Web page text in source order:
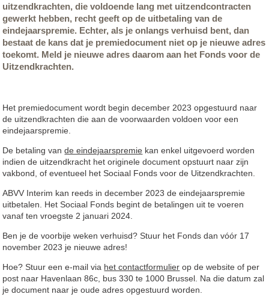
uitzendkrachten, die voldoende lang met uitzendcontracten
gewerkt hebben, recht geeft op de uitbetaling van de
eindejaarspremie. Echter, als je onlangs verhuisd bent, dan
bestaat de kans dat je premiedocument niet op je nieuwe adres
toekomt. Meld je nieuwe adres daarom aan het Fonds voor de
Uitzendkrachten.
Het premiedocument wordt begin december 2023 opgestuurd naar
de uitzendkrachten die aan de voorwaarden voldoen voor een
eindejaarspremie.
De betaling vande eindejaarspremie kan enkel uitgevoerd worden
indien de uitzendkracht het originele document opstuurt naar zijn
vakbond, of eventueel het Sociaal Fonds voor de Uitzendkrachten.
ABVV Interim kan reeds in december 2023 de eindejaarspremie
uitbetalen. Het Sociaal Fonds begint de betalingen uit te voeren
vanaf ten vroegste 2 januari 2024.
Ben je de voorbije weken verhuisd? Stuur het Fonds dan vóór 17
november 2023 je nieuwe adres!
Hoe? Stuur een e-mail via het contactformulier op de website of per
post naar Havenlaan 86c, bus 330 te 1000 Brussel. Na die datum zal
je document naar je oude adres opgestuurd worden.